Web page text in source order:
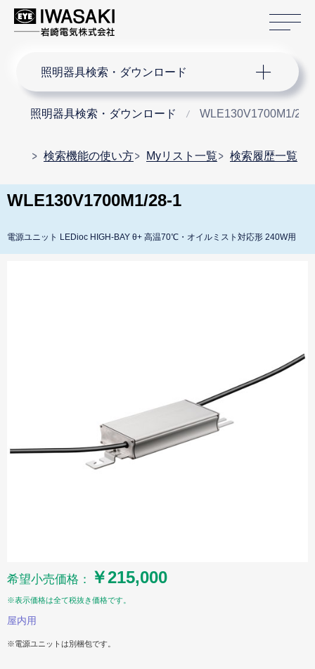
照明器具検索・ダウンロード
照明器具検索・ダウンロード WLE130V1700M1/28-
検索機能の使い方 Myリスト一覧 検索履歴一覧
WLE130V1700M1/28-1
電源ユニット LEDioc HIGH-BAY θ+ 高温70℃・オイルミスト対応形 240W用
希望小売価格： ￥215,000
※表示価格は全て税抜き価格です。
屋内用
※電源ユニットは別梱包です。